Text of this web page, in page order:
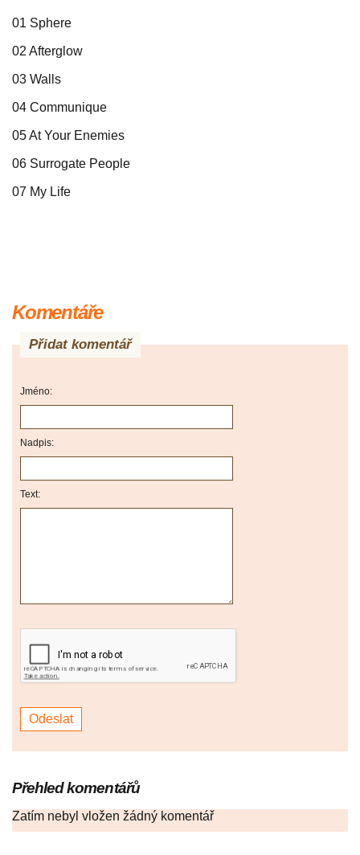
01 Sphere
02 Afterglow
03 Walls
04 Communique
05 At Your Enemies
06 Surrogate People
07 My Life
Komentáře
Přidat komentář
Jméno:
Nadpis:
Text:
Přehled komentářů
Zatím nebyl vložen žádný komentář